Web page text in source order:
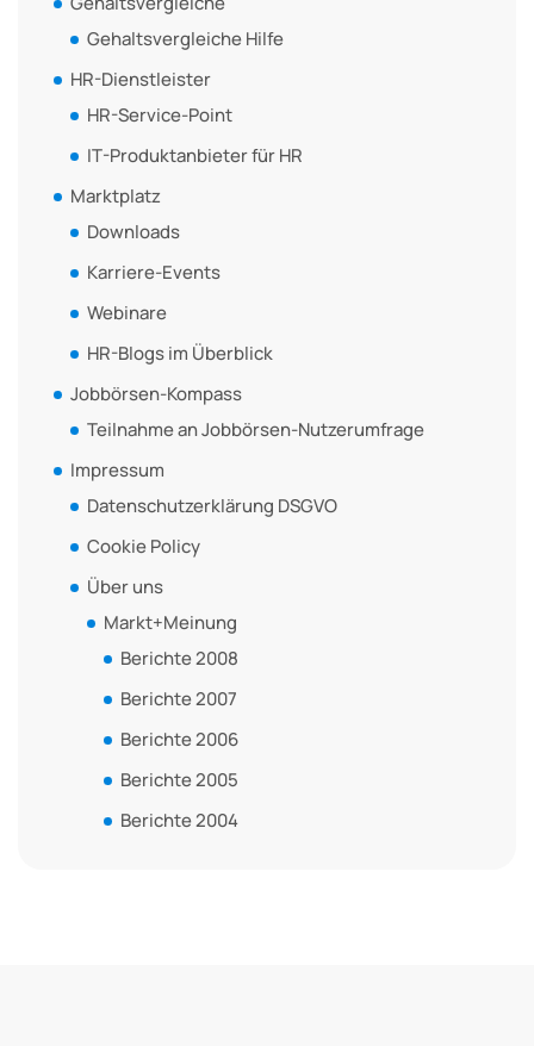
Gehaltsvergleiche Hilfe
HR-Dienstleister
HR-Service-Point
IT-Produktanbieter für HR
Marktplatz
Downloads
Karriere-Events
Webinare
HR-Blogs im Überblick
Jobbörsen-Kompass
Teilnahme an Jobbörsen-Nutzerumfrage
Impressum
Datenschutzerklärung DSGVO
Cookie Policy
Über uns
Markt+Meinung
Berichte 2008
Berichte 2007
Berichte 2006
Berichte 2005
Berichte 2004